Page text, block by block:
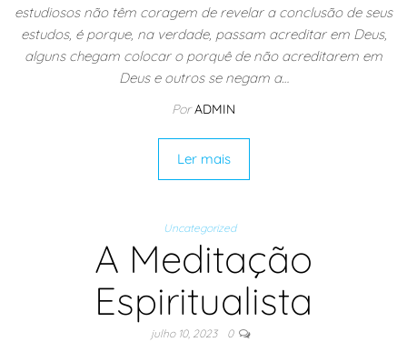
estudiosos não têm coragem de revelar a conclusão de seus
estudos, é porque, na verdade, passam acreditar em Deus,
alguns chegam colocar o porquê de não acreditarem em
Deus e outros se negam a…
Por ADMIN
Ler mais
Uncategorized
A Meditação
Espiritualista
julho 10, 2023 0